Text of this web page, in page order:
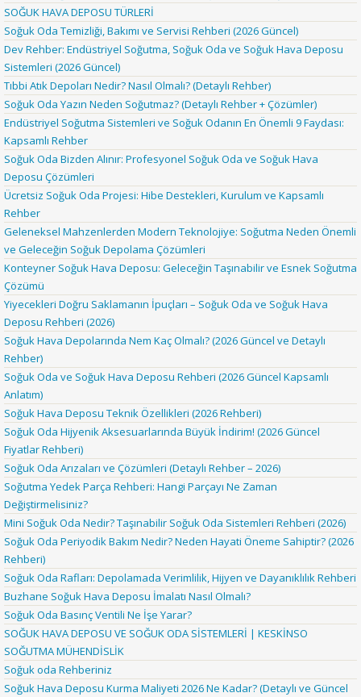
SOĞUK HAVA DEPOSU TÜRLERİ
Soğuk Oda Temizliği, Bakımı ve Servisi Rehberi (2026 Güncel)
Dev Rehber: Endüstriyel Soğutma, Soğuk Oda ve Soğuk Hava Deposu
Sistemleri (2026 Güncel)
Tıbbi Atık Depoları Nedir? Nasıl Olmalı? (Detaylı Rehber)
Soğuk Oda Yazın Neden Soğutmaz? (Detaylı Rehber + Çözümler)
Endüstriyel Soğutma Sistemleri ve Soğuk Odanın En Önemli 9 Faydası:
Kapsamlı Rehber
Soğuk Oda Bizden Alınır: Profesyonel Soğuk Oda ve Soğuk Hava
Deposu Çözümleri
Ücretsiz Soğuk Oda Projesi: Hibe Destekleri, Kurulum ve Kapsamlı
Rehber
Geleneksel Mahzenlerden Modern Teknolojiye: Soğutma Neden Önemli
ve Geleceğin Soğuk Depolama Çözümleri
Konteyner Soğuk Hava Deposu: Geleceğin Taşınabilir ve Esnek Soğutma
Çözümü
Yiyecekleri Doğru Saklamanın İpuçları – Soğuk Oda ve Soğuk Hava
Deposu Rehberi (2026)
Soğuk Hava Depolarında Nem Kaç Olmalı? (2026 Güncel ve Detaylı
Rehber)
Soğuk Oda ve Soğuk Hava Deposu Rehberi (2026 Güncel Kapsamlı
Anlatım)
Soğuk Hava Deposu Teknik Özellikleri (2026 Rehberi)
Soğuk Oda Hijyenik Aksesuarlarında Büyük İndirim! (2026 Güncel
Fiyatlar Rehberi)
Soğuk Oda Arızaları ve Çözümleri (Detaylı Rehber – 2026)
Soğutma Yedek Parça Rehberi: Hangi Parçayı Ne Zaman
Değiştirmelisiniz?
Mini Soğuk Oda Nedir? Taşınabilir Soğuk Oda Sistemleri Rehberi (2026)
Soğuk Oda Periyodik Bakım Nedir? Neden Hayati Öneme Sahiptir? (2026
Rehberi)
Soğuk Oda Rafları: Depolamada Verimlilik, Hijyen ve Dayanıklılık Rehberi
Buzhane Soğuk Hava Deposu İmalatı Nasıl Olmalı?
Soğuk Oda Basınç Ventili Ne İşe Yarar?
SOĞUK HAVA DEPOSU VE SOĞUK ODA SİSTEMLERİ | KESKİNSO
SOĞUTMA MÜHENDİSLİK
Soğuk oda Rehberiniz
Soğuk Hava Deposu Kurma Maliyeti 2026 Ne Kadar? (Detaylı ve Güncel